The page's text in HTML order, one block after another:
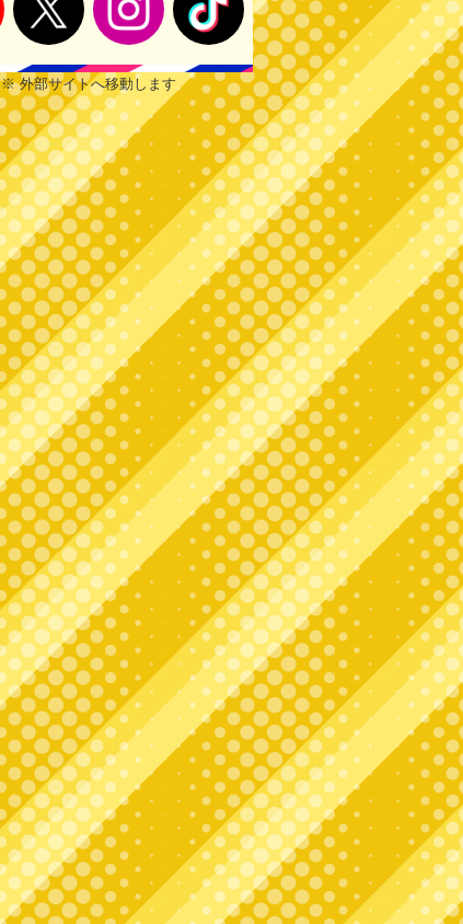
※ 外部サイトへ移動します